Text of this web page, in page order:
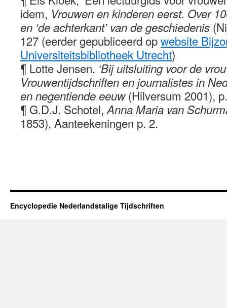
idem, Vrouwen en kinderen eerst. Over
en ‘de achterkant’ van de geschiedenis
127 (eerder gepubliceerd opwebsite
Universiteitsbibliotheek Utrecht)
¶ Lotte Jensen. ‘Bij uitsluiting voor de
Vrouwentijdschriften en journalistes in
en negentiende eeuw(Hilversum 2001),
¶ G.D.J. Schotel, Anna Maria van
1853), Aanteekeningen p. 2.
Encyclopedie Nederlandstalige Tijdschriften